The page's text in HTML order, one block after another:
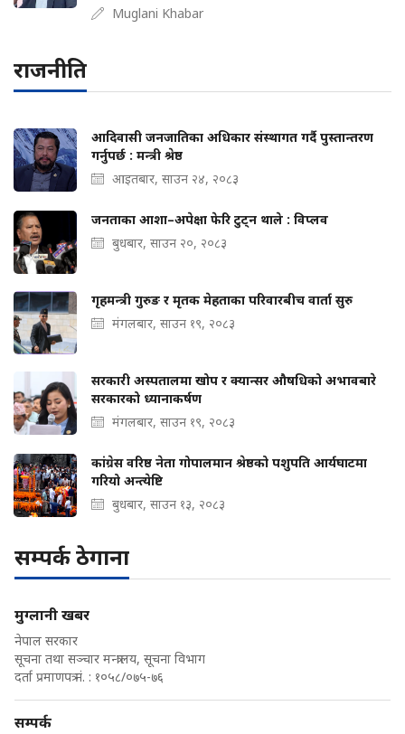
Muglani Khabar
राजनीति
आदिवासी जनजातिका अधिकार संस्थागत गर्दै पुस्तान्तरण
गर्नुपर्छ : मन्त्री श्रेष्ठ
आइतबार, साउन २४, २०८३
जनताका आशा–अपेक्षा फेरि टुट्न थाले : विप्लव
बुधबार, साउन २०, २०८३
गृहमन्त्री गुरुङ र मृतक मेहताका परिवारबीच वार्ता सुरु
मंगलबार, साउन १९, २०८३
सरकारी अस्पतालमा खोप र क्यान्सर औषधिको अभावबारे
सरकारको ध्यानाकर्षण
मंगलबार, साउन १९, २०८३
कांग्रेस वरिष्ठ नेता गोपालमान श्रेष्ठको पशुपति आर्यघाटमा
गरियो अन्त्येष्टि
बुधबार, साउन १३, २०८३
सम्पर्क ठेगाना
मुग्लानी खबर
नेपाल सरकार
सूचना तथा सञ्चार मन्त्रालय, सूचना विभाग
दर्ता प्रमाणपत्र नं. : १०५८/०७५-७६
सम्पर्क